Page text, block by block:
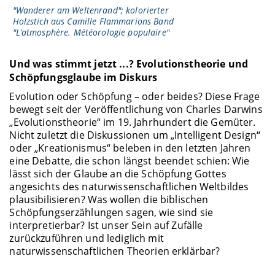
"Wanderer am Weltenrand"; kolorierter
Holzstich aus Camille Flammarions Band
"L’atmosphère. Météorologie populaire"
Und was stimmt jetzt ...? Evolutionstheorie und
Schöpfungsglaube im Diskurs
Evolution oder Schöpfung – oder beides? Diese Frage
bewegt seit der Veröffentlichung von Charles Darwins
„Evolutionstheorie“ im 19. Jahrhundert die Gemüter.
Nicht zuletzt die Diskussionen um „Intelligent Design“
oder „Kreationismus“ beleben in den letzten Jahren
eine Debatte, die schon längst beendet schien: Wie
lässt sich der Glaube an die Schöpfung Gottes
angesichts des naturwissenschaftlichen Weltbildes
plausibilisieren? Was wollen die biblischen
Schöpfungserzählungen sagen, wie sind sie
interpretierbar? Ist unser Sein auf Zufälle
zurückzuführen und lediglich mit
naturwissenschaftlichen Theorien erklärbar?